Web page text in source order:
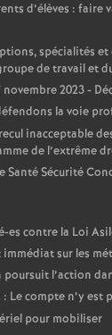
d’élèves : faire
spécialités et
de travail et
2023 -
la voie
inacceptable
de l’extrême
Santé Sécurité
es contre la Loi
sur les
l’action
Le compte n’y est
pour mobiliser